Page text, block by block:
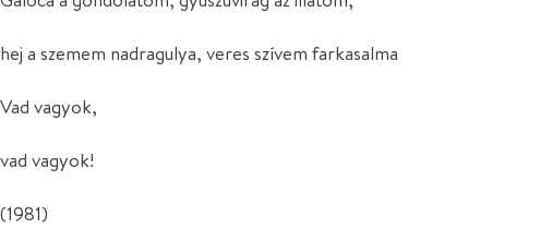
hej a szemem nadragulya, veres szívem farkasalma
Vad vagyok,
vad vagyok!
(1981)